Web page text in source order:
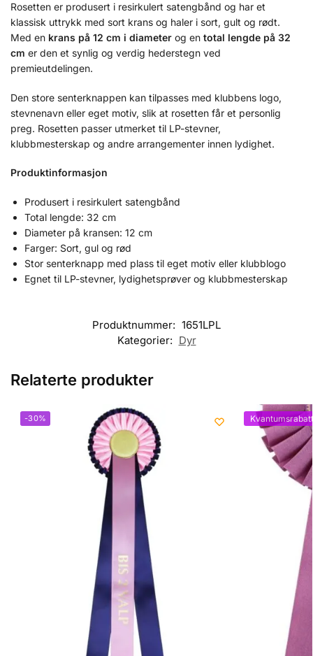
Rosetten er produsert i resirkulert satengbånd og har et
klassisk uttrykk med sort krans og haler i sort, gult og rødt.
Med en krans på 12 cm i diameter og en total lengde på 32
cm er den et synlig og verdig hederstegn ved
premieutdelingen.
Den store senterknappen kan tilpasses med klubbens logo,
stevnenavn eller eget motiv, slik at rosetten får et personlig
preg. Rosetten passer utmerket til LP-stevner,
klubbmesterskap og andre arrangementer innen lydighet.
Produktinformasjon
Produsert i resirkulert satengbånd
Total lengde: 32 cm
Diameter på kransen: 12 cm
Farger: Sort, gul og rød
Stor senterknapp med plass til eget motiv eller klubblogo
Egnet til LP-stevner, lydighetsprøver og klubbmesterskap
Produktnummer: 1651LPL
Kategorier: Dyr
Relaterte produkter
-30% Kvantumsrabatt